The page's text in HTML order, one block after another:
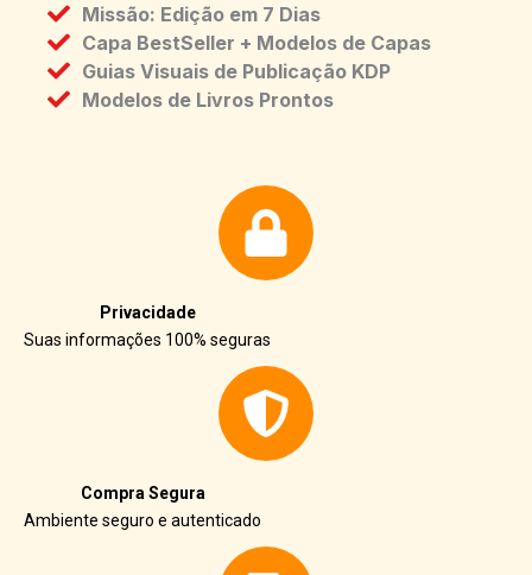
Missão: Edição em 7 Dias
Capa BestSeller + Modelos de Capas
Guias Visuais de Publicação KDP
Modelos de Livros Prontos
Privacidade
Suas informações 100% seguras
Compra Segura
Ambiente seguro e autenticado